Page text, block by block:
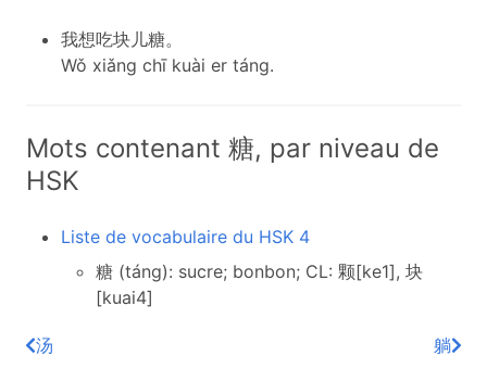
我想吃块儿糖。
Wǒ xiǎng chī kuài er táng.
Mots contenant 糖, par niveau de
HSK
Liste de vocabulaire du HSK 4
糖 (táng): sucre; bonbon; CL: 颗[ke1], 块
[kuai4]
汤 躺